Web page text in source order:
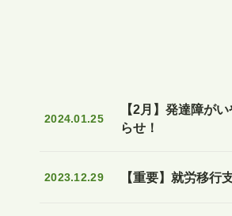
2024.01.25
【2月】発達障が
らせ！
2023.12.29 【重要】就労移行